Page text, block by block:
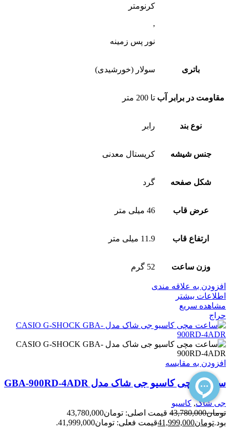
کرنومتر
,
نور پس زمینه
باتری سولار (خورشیدی)
مقاومت در برابر آب تا 200 متر
نوع بند رابر
جنس شیشه کریستال معدنی
شکل صفحه گرد
عرض قاب 46 میلی متر
ارتفاع قاب 11.9 میلی متر
وزن ساعت 52 گرم
افزودن به علاقه مندی
اطلاعات بیشتر
مشاهده سریع
حراج
افزودن به مقایسه
ساعت مچی کاسیو جی شاک مدل GBA-900RD-4ADR
جی شاک, کاسیو
تومان43,780,000
قیمت اصلی: تومان43,780,000
بود.تومان41,999,000قیمت فعلی: تومان41,999,000.